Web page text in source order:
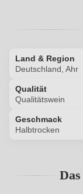
Land & Region
Deutschland, Ahr
Qualität
Qualitätswein
Geschmack
Halbtrocken
Alkoholgehalt in